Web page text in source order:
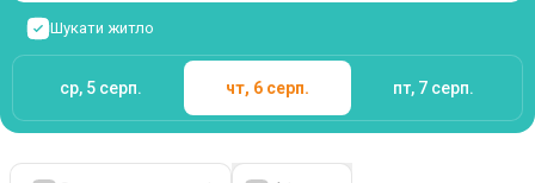
Шукати житло
ср, 5 серп. чт, 6 серп. пт, 7 серп.